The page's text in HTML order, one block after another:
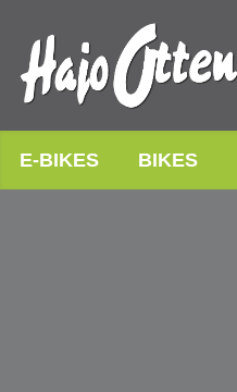
E-BIKES BIKES